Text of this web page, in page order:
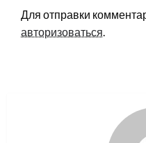
Для отправки
авторизоваться.